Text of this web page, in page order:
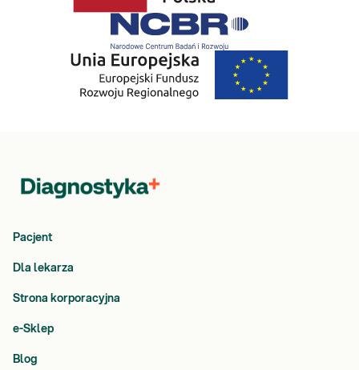
Pacjent
Dla lekarza
Strona korporacyjna
e-Sklep
Blog